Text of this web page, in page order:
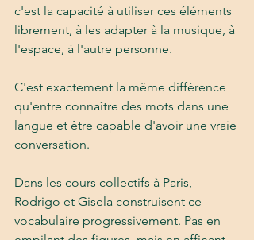
c'est la capacité à utiliser ces éléments
librement, à les adapter à la musique, à
l'espace, à l'autre personne.
C'est exactement la même différence
qu'entre connaître des mots dans une
langue et être capable d'avoir une vraie
conversation.
Dans les cours collectifs à Paris,
Rodrigo et Gisela construisent ce
vocabulaire progressivement. Pas en